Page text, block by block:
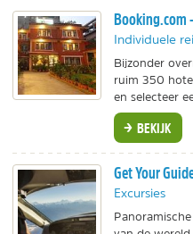
Booking.com
Individuele
Bijzonder
ruim 350
en selecteer
BEKIJK
Get Your
Excursies